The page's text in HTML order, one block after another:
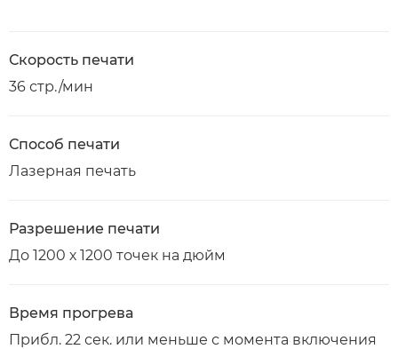
Скорость печати
36 стр./мин
Способ печати
Лазерная печать
Разрешение печати
До 1200 х 1200 точек на дюйм
Время прогрева
Прибл. 22 сек. или меньше с момента включения